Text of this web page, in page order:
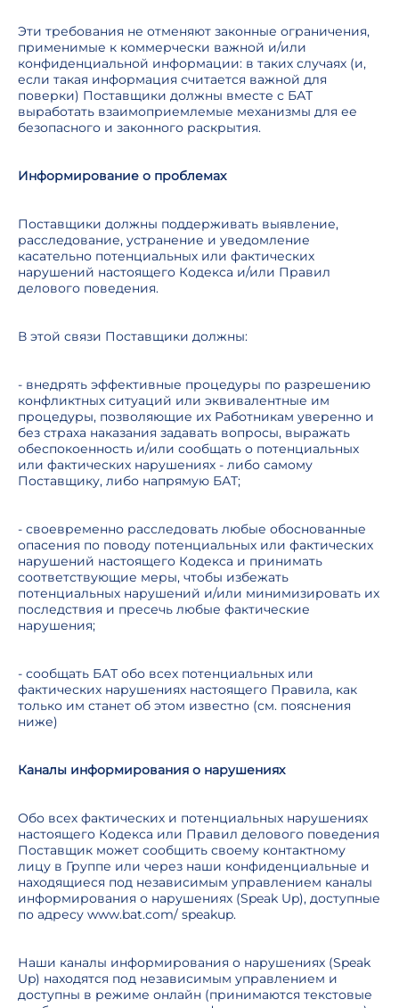
Эти требования не отменяют законные ограничения,
применимые к коммерчески важной и/или
конфиденциальной информации: в таких случаях (и,
если такая информация считается важной для
поверки) Поставщики должны вместе с БАТ
выработать взаимоприемлемые механизмы для ее
безопасного и законного раскрытия.
Информирование о проблемах
Поставщики должны поддерживать выявление,
расследование, устранение и уведомление
касательно потенциальных или фактических
нарушений настоящего Кодекса и/или Правил
делового поведения.
В этой связи Поставщики должны:
- внедрять эффективные процедуры по разрешению
конфликтных ситуаций или эквивалентные им
процедуры, позволяющие их Работникам уверенно и
без страха наказания задавать вопросы, выражать
обеспокоенность и/или сообщать о потенциальных
или фактических нарушениях - либо самому
Поставщику, либо напрямую БАТ;
- своевременно расследовать любые обоснованные
опасения по поводу потенциальных или фактических
нарушений настоящего Кодекса и принимать
соответствующие меры, чтобы избежать
потенциальных нарушений и/или минимизировать их
последствия и пресечь любые фактические
нарушения;
- сообщать БАТ обо всех потенциальных или
фактических нарушениях настоящего Правила, как
только им станет об этом известно (см. пояснения
ниже)
Каналы информирования о нарушениях
Обо всех фактических и потенциальных нарушениях
настоящего Кодекса или Правил делового поведения
Поставщик может сообщить своему контактному
лицу в Группе или через наши конфиденциальные и
находящиеся под независимым управлением каналы
информирования о нарушениях (Speak Up), доступные
по адресу www.bat.com/ speakup.
Наши каналы информирования о нарушениях (Speak
Up) находятся под независимым управлением и
доступны в режиме онлайн (принимаются текстовые